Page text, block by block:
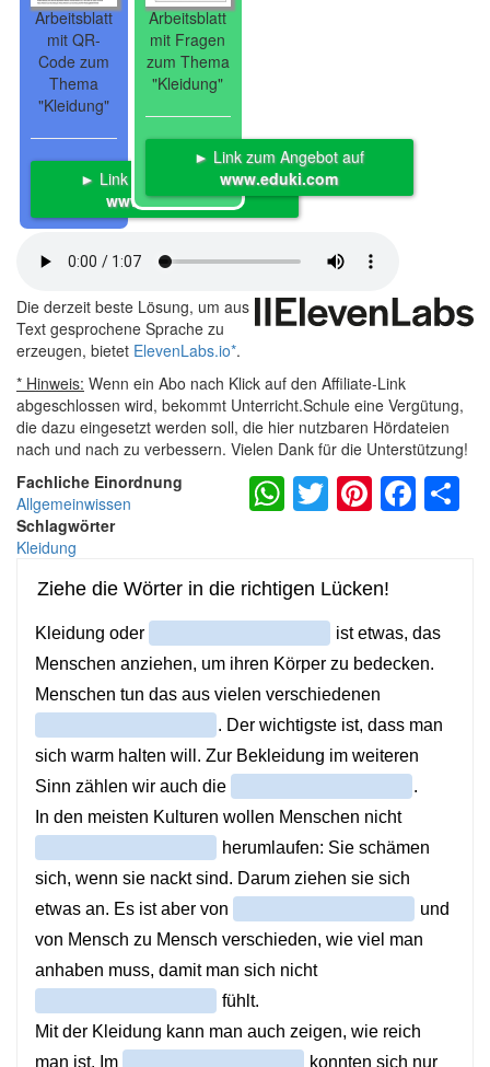
Arbeitsblatt
mit QR-
Code zum
Thema
"Kleidung"
► Link zum Angebot auf
www.eduki.com
Arbeitsblatt
mit Fragen
zum Thema
"Kleidung"
► Link zum Angebot auf
www.eduki.com
Die derzeit beste Lösung, um aus
Text gesprochene Sprache zu
erzeugen, bietet ElevenLabs.io*.
* Hinweis: Wenn ein Abo nach Klick auf den Affiliate-Link
abgeschlossen wird, bekommt Unterricht.Schule eine Vergütung,
die dazu eingesetzt werden soll, die hier nutzbaren Hördateien
nach und nach zu verbessern. Vielen Dank für die Unterstützung!
Fachliche Einordnung
Allgemeinwissen
Schlagwörter
Kleidung
WhatsApp
Twitter